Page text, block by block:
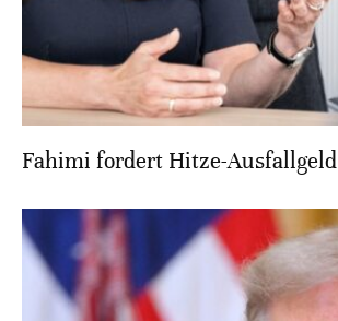
Fahimi fordert Hitze-Ausfallgeld